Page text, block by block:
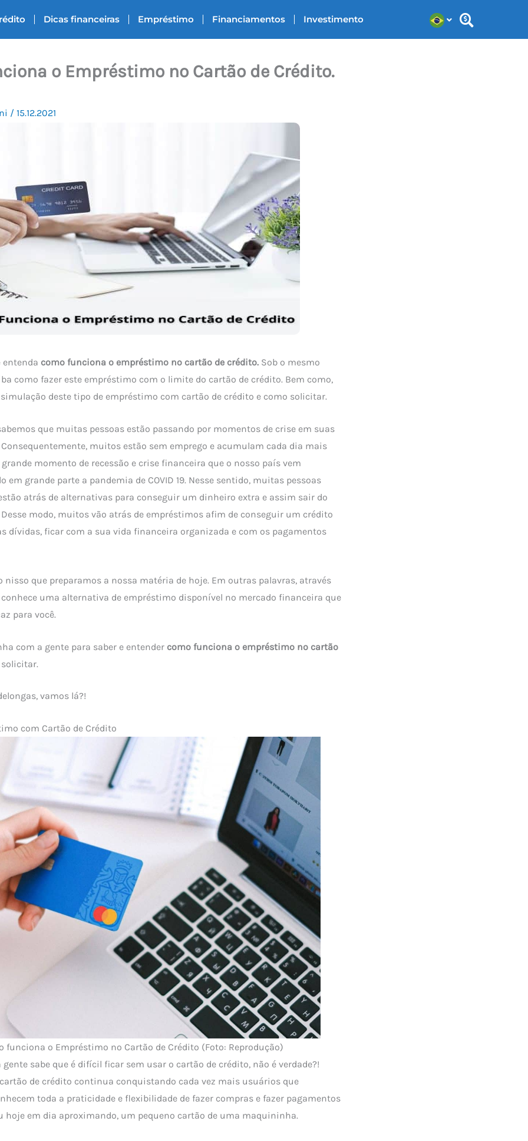
Dicas financeiras Empréstimo Financiamentos Investimento
o Empréstimo no Cartão de Crédito.
/ 15.12.2021
entenda como funciona o empréstimo no cartão de crédito. Sob o mesmo
como fazer este empréstimo com o limite do cartão de crédito. Bem como,
deste tipo de empréstimo com cartão de crédito e como solicitar.
que muitas pessoas estão passando por momentos de crise em suas
muitos estão sem emprego e acumulam cada dia mais
momento de recessão e crise financeira que o nosso país vem
em grande parte a pandemia de COVID 19. Nesse sentido, muitas pessoas
atrás de alternativas para conseguir um dinheiro extra e assim sair do
modo, muitos vão atrás de empréstimos afim de conseguir um crédito
dívidas, ficar com a sua vida financeira organizada e com os pagamentos
nisso que preparamos a nossa matéria de hoje. Em outras palavras, através
uma alternativa de empréstimo disponível no mercado financeira que
para você.
com a gente para saber e entender como funciona o empréstimo no cartão
vamos lá?!
com Cartão de Crédito
funciona o Empréstimo no Cartão de Crédito (Foto: Reprodução)
gente sabe que é difícil ficar sem usar o cartão de crédito, não é verdade?!
de crédito continua conquistando cada vez mais usuários que
toda a praticidade e flexibilidade de fazer compras e fazer pagamentos
hoje em dia aproximando, um pequeno cartão de uma maquininha.